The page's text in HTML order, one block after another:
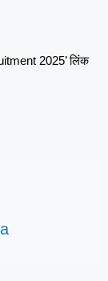
2025’ लिंक